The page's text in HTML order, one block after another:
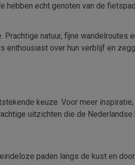
hebben echt genoten van de
natuur, fijne wandelroutes
enthousiast over hun verblijf en
keuze. Voor meer
uitzichten die de
paden langs de kust en